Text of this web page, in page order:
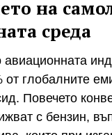
на
среда
от глобалните
Повечето
с бензин,